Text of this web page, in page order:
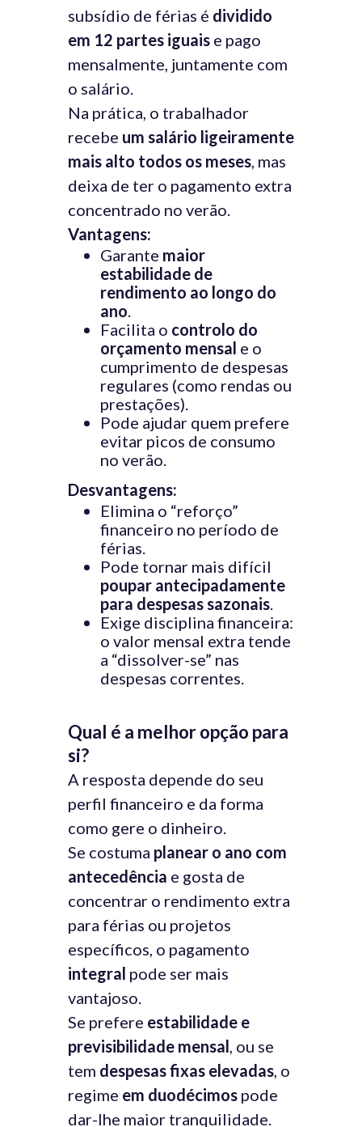
subsídio de férias é dividido
em 12 partes iguais e pago
mensalmente, juntamente com
o salário.
Na prática, o trabalhador
recebe um salário ligeiramente
mais alto todos os meses, mas
deixa de ter o pagamento extra
concentrado no verão.
Vantagens:
Garante maior
estabilidade de
rendimento ao longo do
ano.
Facilita o controlo do
orçamento mensal e o
cumprimento de despesas
regulares (como rendas ou
prestações).
Pode ajudar quem prefere
evitar picos de consumo
no verão.
Desvantagens:
Elimina o “reforço”
financeiro no período de
férias.
Pode tornar mais difícil
poupar antecipadamente
para despesas sazonais.
Exige disciplina financeira:
o valor mensal extra tende
a “dissolver-se” nas
despesas correntes.
Qual é a melhor opção para
si?
A resposta depende do seu
perfil financeiro e da forma
como gere o dinheiro.
Se costuma planear o ano com
antecedência e gosta de
concentrar o rendimento extra
para férias ou projetos
específicos, o pagamento
integral pode ser mais
vantajoso.
Se prefere estabilidade e
previsibilidade mensal , ou se
tem despesas fixas elevadas, o
regime em duodécimos pode
dar-lhe maior tranquilidade.